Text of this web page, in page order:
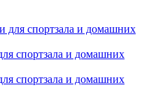
спортзала и домашних
спортзала и домашних